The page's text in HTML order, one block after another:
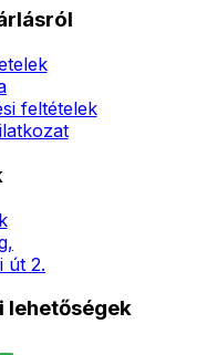
feltételek
út 2.
lehetőségek